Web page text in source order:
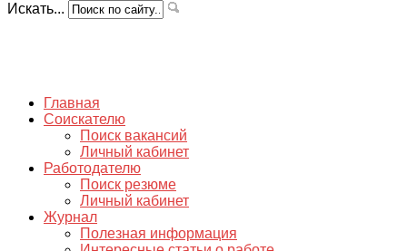
Искать...
Главная
Соискателю
Поиск вакансий
Личный кабинет
Работодателю
Поиск резюме
Личный кабинет
Журнал
Полезная информация